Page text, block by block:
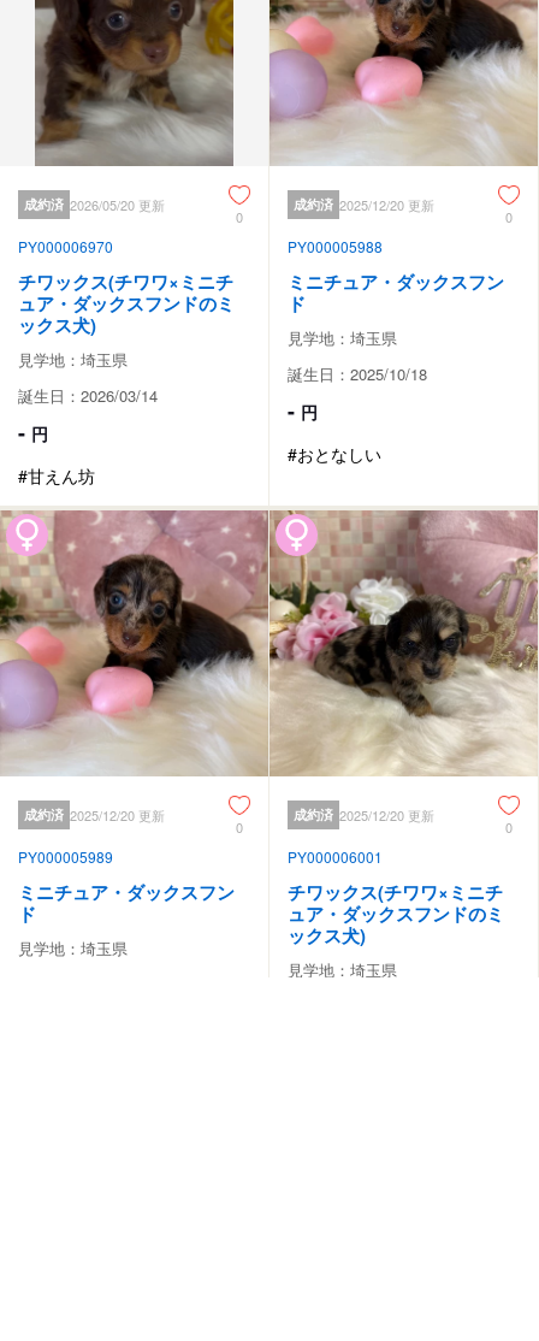
成約済 2026/05/20 更新
0
PY000006970
チワックス(チワワ×ミニチ
ュア・ダックスフンドのミ
ックス犬)
見学地：埼玉県
誕生日：2026/03/14
- 円
#甘えん坊
成約済 2025/12/20 更新
0
PY000005988
ミニチュア・ダックスフン
ド
見学地：埼玉県
誕生日：2025/10/18
- 円
#おとなしい
成約済 2025/12/20 更新
0
PY000005989
ミニチュア・ダックスフン
ド
見学地：埼玉県
成約済 2025/12/20 更新
0
PY000006001
チワックス(チワワ×ミニチ
ュア・ダックスフンドのミ
ックス犬)
見学地：埼玉県